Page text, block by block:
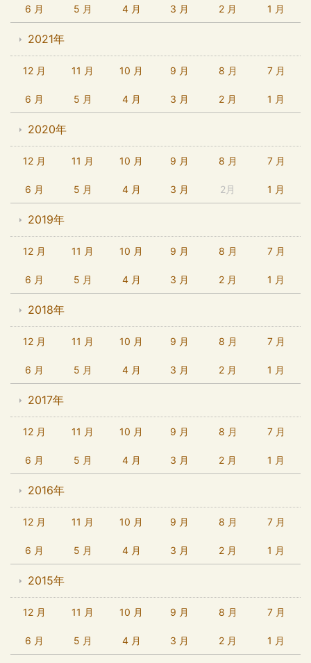
6 月 5 月 4 月 3 月 2 月 1 月
2021年
12 月 11 月 10 月 9 月 8 月 7 月
6 月 5 月 4 月 3 月 2 月 1 月
2020年
12 月 11 月 10 月 9 月 8 月 7 月
6 月 5 月 4 月 3 月 2月 1 月
2019年
12 月 11 月 10 月 9 月 8 月 7 月
6 月 5 月 4 月 3 月 2 月 1 月
2018年
12 月 11 月 10 月 9 月 8 月 7 月
6 月 5 月 4 月 3 月 2 月 1 月
2017年
12 月 11 月 10 月 9 月 8 月 7 月
6 月 5 月 4 月 3 月 2 月 1 月
2016年
12 月 11 月 10 月 9 月 8 月 7 月
6 月 5 月 4 月 3 月 2 月 1 月
2015年
12 月 11 月 10 月 9 月 8 月 7 月
6 月 5 月 4 月 3 月 2 月 1 月